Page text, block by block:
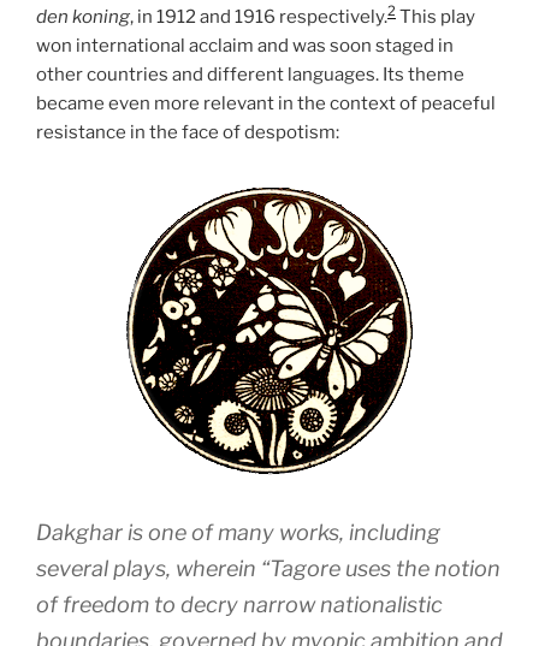
den koning, in 1912 and 1916 respectively.2 This play
won international acclaim and was soon staged in
other countries and different languages. Its theme
became even more relevant in the context of peaceful
resistance in the face of despotism:
Dakghar is one of many works, including
several plays, wherein “Tagore uses the notion
of freedom to decry narrow nationalistic
boundaries, governed by myopic ambition and